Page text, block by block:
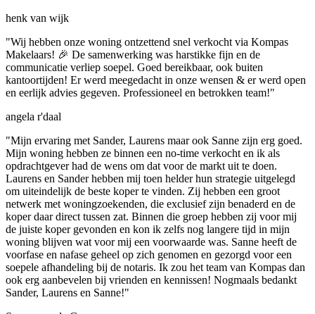
henk van wijk
"Wij hebben onze woning ontzettend snel verkocht via Kompas
Makelaars! 🎉 De samenwerking was harstikke fijn en de
communicatie verliep soepel. Goed bereikbaar, ook buiten
kantoortijden! Er werd meegedacht in onze wensen & er werd open
en eerlijk advies gegeven. Professioneel en betrokken team!"
angela r'daal
"Mijn ervaring met Sander, Laurens maar ook Sanne zijn erg goed.
Mijn woning hebben ze binnen een no-time verkocht en ik als
opdrachtgever had de wens om dat voor de markt uit te doen.
Laurens en Sander hebben mij toen helder hun strategie uitgelegd
om uiteindelijk de beste koper te vinden. Zij hebben een groot
netwerk met woningzoekenden, die exclusief zijn benaderd en de
koper daar direct tussen zat. Binnen die groep hebben zij voor mij
de juiste koper gevonden en kon ik zelfs nog langere tijd in mijn
woning blijven wat voor mij een voorwaarde was. Sanne heeft de
voorfase en nafase geheel op zich genomen en gezorgd voor een
soepele afhandeling bij de notaris. Ik zou het team van Kompas dan
ook erg aanbevelen bij vrienden en kennissen! Nogmaals bedankt
Sander, Laurens en Sanne!"